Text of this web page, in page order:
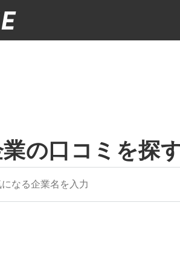
の口コミを探